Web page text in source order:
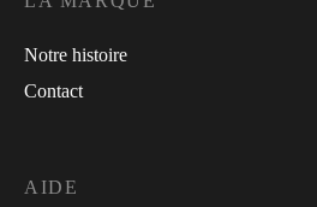
Notre histoire
Contact
AIDE